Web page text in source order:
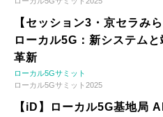
【セッション3・京セラみ
ローカル5G：新システム
革新
ローカル5Gサミット
ローカル5Gサミット2025
【iD】ローカル5G基地局